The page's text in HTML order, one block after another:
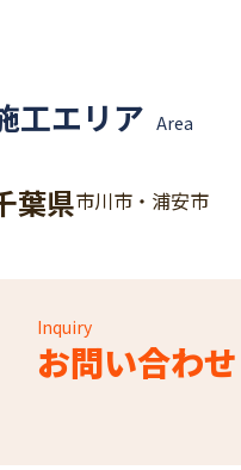
工エリア Area
葉県市川市・浦安市
お問い合わせ
Inquiry